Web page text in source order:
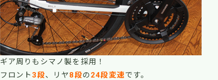
ギア周りもシマノ製を採用！
フロント 3段、リヤ8段の 24段変速です。